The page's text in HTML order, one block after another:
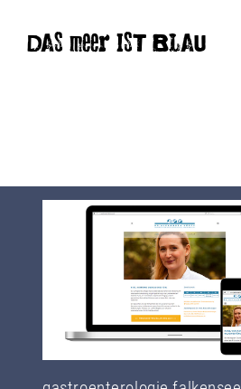
DAS meer IST BLAU